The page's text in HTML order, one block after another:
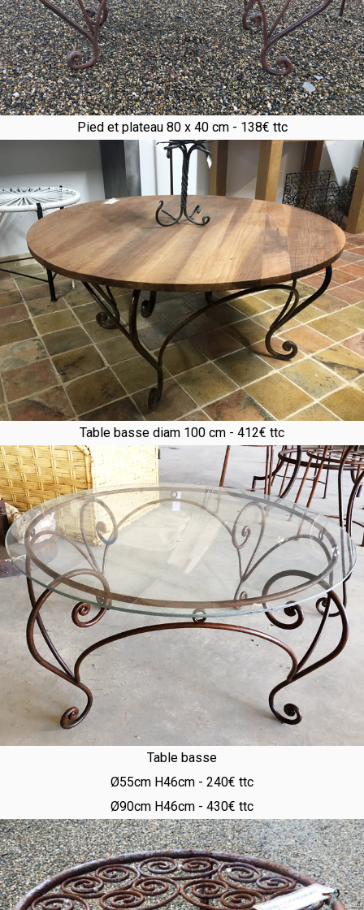
Pied et plateau 80 x 40 cm - 138€ ttc
Table basse diam 100 cm - 412€ ttc
Table basse
Ø55cm H46cm - 240€ ttc
Ø90cm H46cm - 430€ ttc